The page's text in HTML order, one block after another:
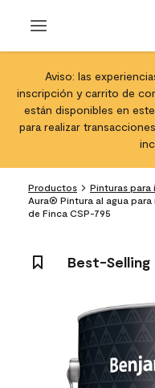
Aviso: las
inscripción y carrito de
están disponibles en
para realizar
Productos
Pinturas para
Aura® Pintura al agua
de Finca CSP-795
Best-Selling